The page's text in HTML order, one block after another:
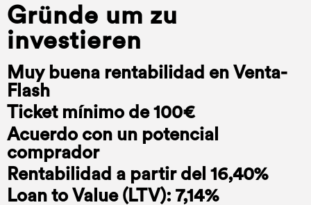
Gründe um zu
investieren
Muy buena rentabilidad en Venta-
Flash
Ticket mínimo de 100€
Acuerdo con un potencial
comprador
Rentabilidad a partir del 16,40%
Loan to Value (LTV): 7,14%